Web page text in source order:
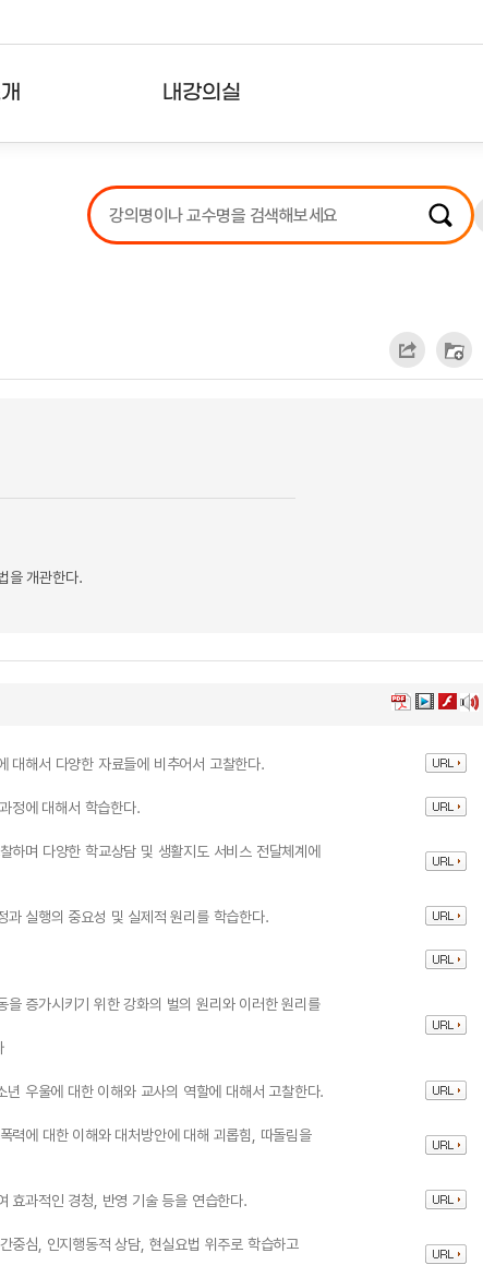
내강의실
강의리스트
수강확인증강의
을 개관한다.
대해서 다양한 자료들에 비추어서 고찰한다.
정에 대해서 학습한다.
하며 다양한 학교상담 및 생활지도 서비스 전달체계에
실행의 중요성 및 실제적 원리를 학습한다.
증가시키기 위한 강화의 벌의 원리와 이러한 원리를
우울에 대한 이해와 교사의 역할에 대해서 고찰한다.
력에 대한 이해와 대처방안에 대해 괴롭힘, 따돌림을
효과적인 경청, 반영 기술 등을 연습한다.
중심, 인지행동적 상담, 현실요법 위주로 학습하고